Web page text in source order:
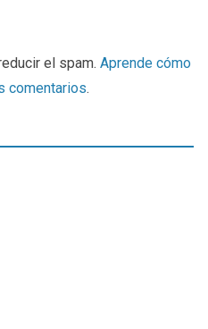
el spam. Aprende cómo
comentarios.